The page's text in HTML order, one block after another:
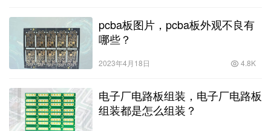
pcba板图片，pcba板外观不良有
哪些？
2023年4月18日 4.8K
电子厂电路板组装，电子厂电路板
组装都是怎么组装？